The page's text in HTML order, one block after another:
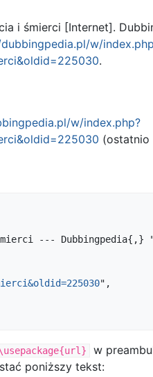
i śmierci [Internet].
w/
.
w/index.php?
(ostatnio
",
w
poniższy tekst: